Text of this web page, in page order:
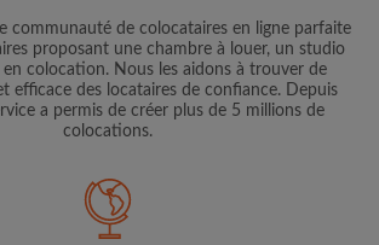
communauté de colocataires en ligne parfaite
proposant une chambre à louer, un studio
colocation. Nous les aidons à trouver de
efficace des locataires de confiance. Depuis
a permis de créer plus de 5 millions de
colocations.